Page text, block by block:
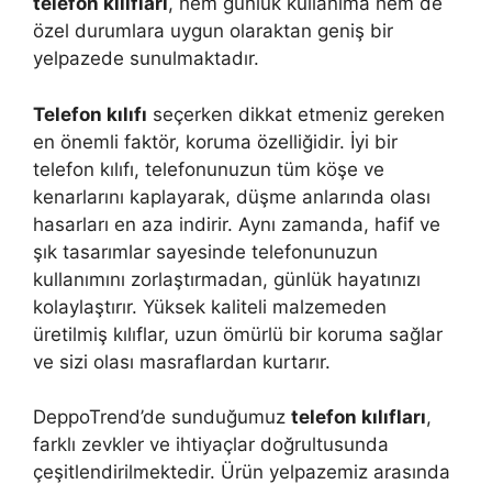
özel durumlara uygun olaraktan geniş bir
yelpazede sunulmaktadır.
Telefon kılıfı seçerken dikkat etmeniz gereken
en önemli faktör, koruma özelliğidir. İyi bir
telefon kılıfı, telefonunuzun tüm köşe ve
kenarlarını kaplayarak, düşme anlarında olası
hasarları en aza indirir. Aynı zamanda, hafif ve
şık tasarımlar sayesinde telefonunuzun
kullanımını zorlaştırmadan, günlük hayatınızı
kolaylaştırır. Yüksek kaliteli malzemeden
üretilmiş kılıflar, uzun ömürlü bir koruma sağlar
ve sizi olası masraflardan kurtarır.
DeppoTrend’de sunduğumuz telefon kılıfları,
farklı zevkler ve ihtiyaçlar doğrultusunda
çeşitlendirilmektedir. Ürün yelpazemiz arasında